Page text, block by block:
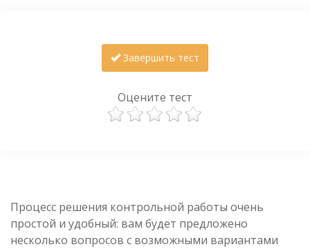
Завершить тест
Оцените тест
Процесс решения контрольной работы очень
простой и удобный: вам будет предложено
несколько вопросов с возможными вариантами